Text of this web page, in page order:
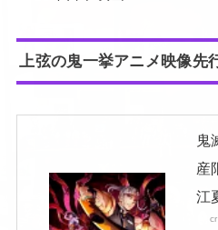
上弦の鬼一挙アニメ映像先
鬼
産
江